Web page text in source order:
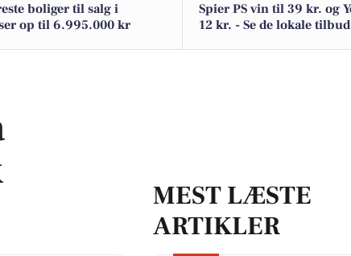
boliger til salg i
op til 6.995.000 kr
Spier PS vin til 39 kr. og
12 kr. - Se de lokale
MEST LÆSTE
ARTIKLER